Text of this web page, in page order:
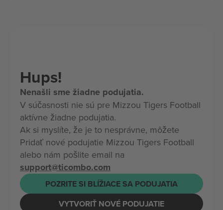
Hups!
Nenašli sme žiadne podujatia.
V súčasnosti nie sú pre Mizzou Tigers Football
aktívne žiadne podujatia.
Ak si myslíte, že je to nesprávne, môžete
Pridať nové podujatie Mizzou Tigers Football
alebo nám pošlite email na
support@ticombo.com
POZRITE SI BLÍŽIACE SA PODUJATIA
VYTVORIŤ NOVÉ PODUJATIE